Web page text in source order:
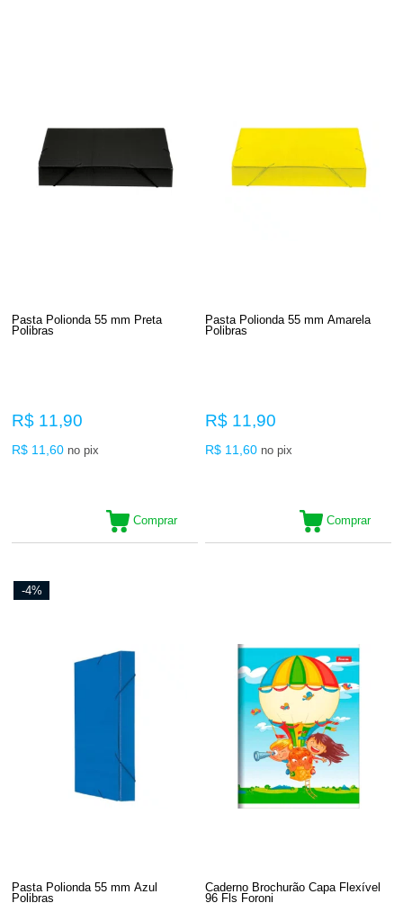
Pasta Polionda 55 mm Preta
Polibras
R$ 11,90
R$ 11,60 no pix
Comprar
Pasta Polionda 55 mm Amarela
Polibras
R$ 11,90
R$ 11,60 no pix
Comprar
-4%
Pasta Polionda 55 mm Azul
Polibras
Caderno Brochurão Capa Flexível
96 Fls Foroni